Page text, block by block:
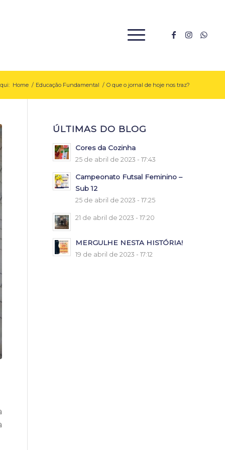
Home / Educação Fundamental / O que o jornal de hoje nos traz?
ÚLTIMAS DO BLOG
Cores da Cozinha
25 de abril de 2023 - 17:43
Campeonato Futsal Feminino –
Sub 12
25 de abril de 2023 - 17:25
21 de abril de 2023 - 17:20
MERGULHE NESTA HISTÓRIA!
19 de abril de 2023 - 17:12